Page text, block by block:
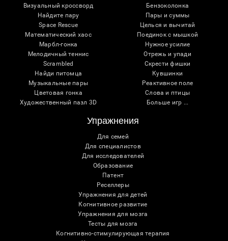
Визуальный кроссворд
Найдите пару
Space Rescue
Математический хаос
Марбл-гонка
Мелодичный теннис
Scrambled
Найди питомца
Музыкальные пары
Цветовая гонка
Художественный пазл 3D
Бензоколонка
Пары и суммы
Целься и вычитай
Поединок с мышкой
Нужное усилие
Отрежь и упади
Скрести фишки
Кувшинки
Реактивное поле
Слова и птицы
Больше игр ...
Упражнения
Для семей
Для специалистов
Для исследователей
Образование
Патент
Реселлеры
Упражнения для детей
Когнитивное развитие
Упражнения для мозга
Тесты для мозга
Когнитивно-стимулирующая терапия